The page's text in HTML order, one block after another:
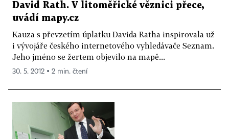
David Rath. V litoměřické věznici přece,
uvádí mapy.cz
Kauza s převzetím úplatku Davida Ratha inspirovala už
i vývojáře českého internetového vyhledávače Seznam.
Jeho jméno se žertem objevilo na mapě...
30. 5. 2012 ▪ 2 min. čtení